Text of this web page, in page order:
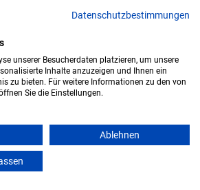
Arbeit (B.A.) am
Kalzhofen
Kinderheim St. Maria
Datenschutzbestimmungen
unserer Besucherdaten platzieren, um unsere
Inhalte anzuzeigen und Ihnen ein
zu bieten. Für weitere Informationen zu den von
Sie die Einstellungen.
Ablehnen